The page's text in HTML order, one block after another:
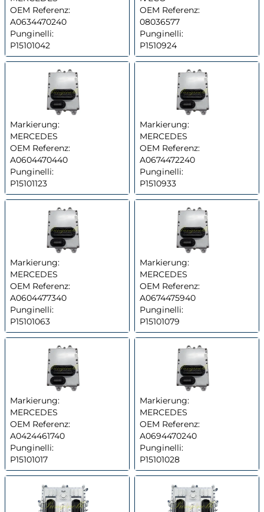
OEM Referenz:
A0634470240
Punginelli:
P15101042
OEM Referenz:
08036577
Punginelli:
P1510924
Markierung:
MERCEDES
OEM Referenz:
A0604470440
Punginelli:
P15101123
Markierung:
MERCEDES
OEM Referenz:
A0674472240
Punginelli:
P1510933
Markierung:
MERCEDES
OEM Referenz:
A0604477340
Punginelli:
P15101063
Markierung:
MERCEDES
OEM Referenz:
A0674475940
Punginelli:
P15101079
Markierung:
MERCEDES
OEM Referenz:
A0424461740
Punginelli:
P15101017
Markierung:
MERCEDES
OEM Referenz:
A0694470240
Punginelli:
P15101028